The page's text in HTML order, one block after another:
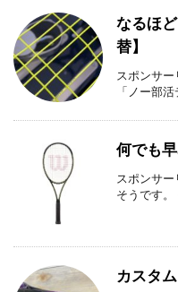
なるほ
替】
スポンサ
「ノー部
何でも
スポンサ
そうです。
カスタ